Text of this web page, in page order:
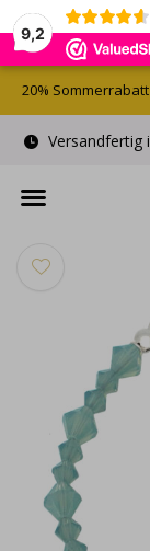
9,2
Versandfertig
20%